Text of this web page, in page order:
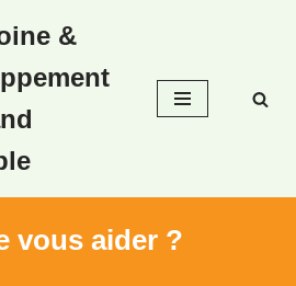
&
vous aider ?